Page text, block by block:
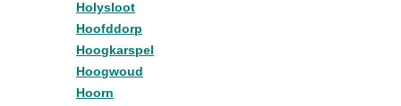
Holysloot
Hoofddorp
Hoogkarspel
Hoogwoud
Hoorn